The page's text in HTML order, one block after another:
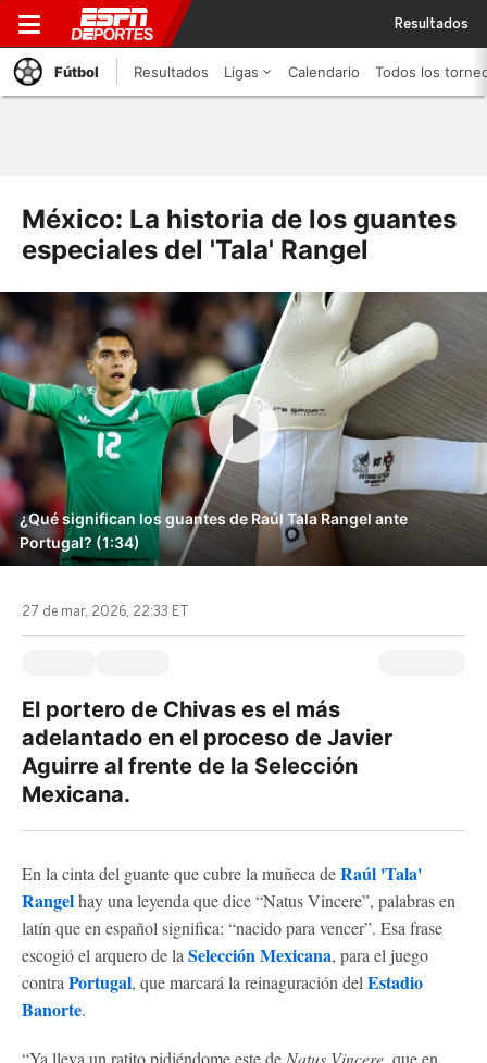
Resultados
Fútbol Resultados Ligas Calendario Todos los
México: La historia de los guantes
especiales del 'Tala' Rangel
¿Qué significan los guantes de Raúl Tala Rangel ante
Portugal? (1:34)
27 de mar, 2026, 22:33 ET
El portero de Chivas es el más
adelantado en el proceso de Javier
Aguirre al frente de la Selección
Mexicana.
En la cinta del guante que cubre la muñeca deRaúl 'Tala'
Rangelhay una leyenda que dice “Natus Vincere”, palabras en
latín que en español significa: “nacido para vencer”. Esa frase
escogió el arquero de la Selección Mexicana, para el juego
contra Portugal, que marcará la reinaguración del Estadio
Banorte.
“Ya lleva un ratito pidiéndome este de Natus Vincere, que en